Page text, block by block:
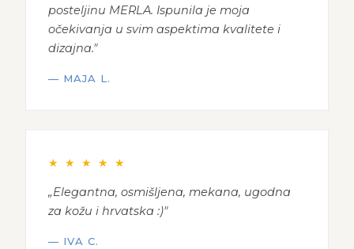
posteljinu MERLA. Ispunila je moja
očekivanja u svim aspektima kvalitete i
dizajna."
— MAJA L.
★ ★ ★ ★ ★
„Elegantna, osmišljena, mekana, ugodna
za kožu i hrvatska :)"
— IVA C.